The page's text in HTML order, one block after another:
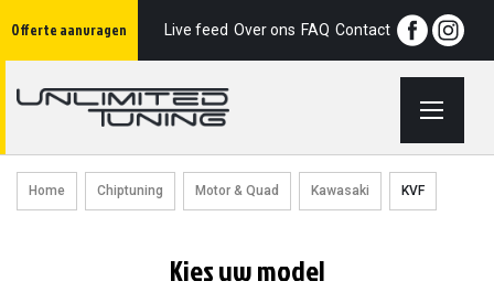
Offerte aanvragen
naarLive feed Over ons FAQ Contact
Home Chiptuning Motor & Quad Kawasaki KVF
Kies uw model